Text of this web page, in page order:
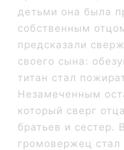
детьми она была
собственным
предсказали
своего сына:
титан стал
Незамеченным
который сверг
братьев и сестер.
громовержец